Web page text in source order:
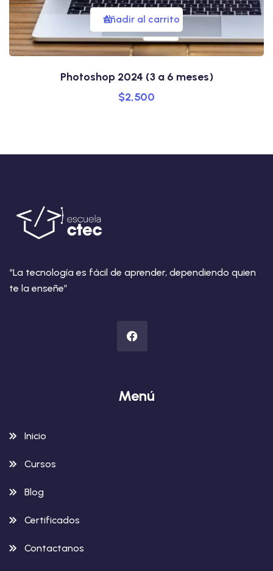
Añadir al carrito
Photoshop 2024 (3 a 6 meses)
$2,500
“La tecnología es fácil de aprender, dependiendo quien
te la enseñe”
Menú
Inicio
Cursos
Blog
Certificados
Contactanos